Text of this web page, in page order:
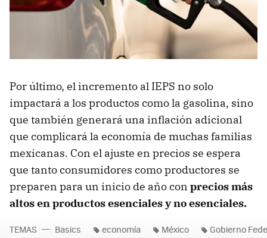
Por último, el incremento al IEPS no solo
impactará a los productos como la gasolina, sino
que también generará una inflación adicional
que complicará la economía de muchas familias
mexicanas. Con el ajuste en precios se espera
que tanto consumidores como productores se
preparen para un inicio de año con precios más
altos en productos esenciales y no esenciales.
TEMAS Basics economía México Gobierno